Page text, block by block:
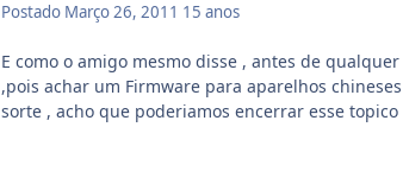
Postado Março 26, 2011 15 anos
E como o amigo mesmo disse , antes de
,pois achar um Firmware para aparelhos
sorte , acho que poderiamos encerrar esse